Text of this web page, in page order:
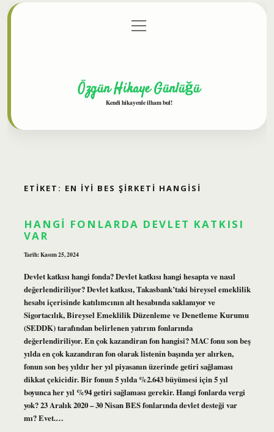
Gizlilik Politikası
menüyü
aç
Özgün Hikaye Günlüğü
Kendi hikayenle ilham bul!
ETIKET: EN IYI BES ŞIRKETI HANGISI
HANGI FONLARDA DEVLET KATKISI
VAR
Tarih: Kasım 25, 2024
Devlet katkısı hangi fonda? Devlet katkısı hangi hesapta ve nasıl
değerlendiriliyor? Devlet katkısı, Takasbank’taki bireysel emeklilik
hesabı içerisinde katılımcının alt hesabında saklanıyor ve
Sigortacılık, Bireysel Emeklilik Düzenleme ve Denetleme Kurumu
(SEDDK) tarafından belirlenen yatırım fonlarında
değerlendiriliyor. En çok kazandiran fon hangisi? MAC fonu son beş
yılda en çok kazandıran fon olarak listenin başında yer alırken,
fonun son beş yıldır her yıl piyasanın üzerinde getiri sağlaması
dikkat çekicidir. Bir fonun 5 yılda %2.643 büyümesi için 5 yıl
boyunca her yıl %94 getiri sağlaması gerekir. Hangi fonlarda vergi
yok? 23 Aralık 2020 – 30 Nisan BES fonlarında devlet desteği var
mı? Evet.…